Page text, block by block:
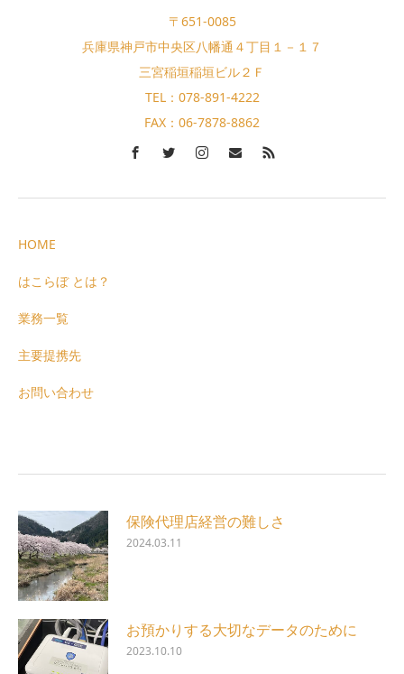
〒651-0085
兵庫県神戸市中央区八幡通４丁目１－１７
三宮稲垣稲垣ビル２Ｆ
TEL：078-891-4222
FAX：06-7878-8862
HOME
はこらぼ とは？
業務一覧
主要提携先
お問い合わせ
保険代理店経営の難しさ
2024.03.11
お預かりする大切なデータのために
2023.10.10